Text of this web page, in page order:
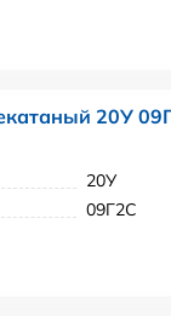
20У
20У
09Г2С